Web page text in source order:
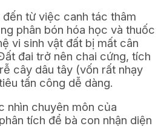
từ việc canh tác thâm
phân bón hóa học và thuốc
vi sinh vật đất bị mất cân
đai trở nên chai cứng, tích
cây dâu tây (vốn rất nhạy
tấn công dễ dàng.
nhìn chuyên môn của